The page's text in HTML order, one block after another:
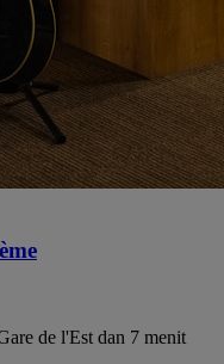
de l'Est dan 7 menit